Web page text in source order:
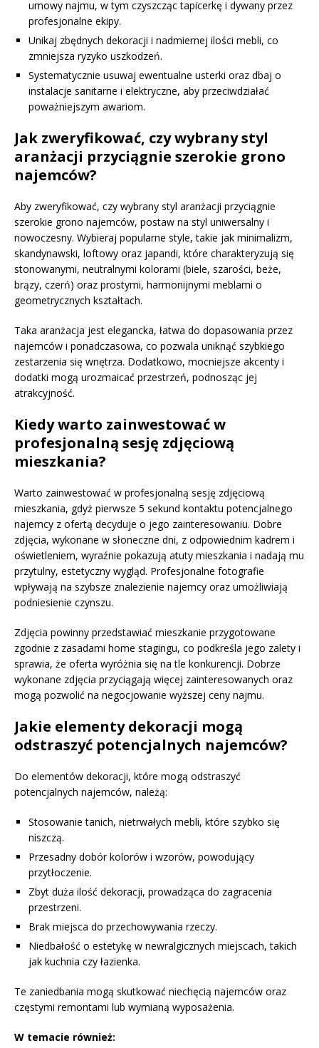
umowy najmu, w tym czyszcząc tapicerkę i dywany przez
profesjonalne ekipy.
Unikaj zbędnych dekoracji i nadmiernej ilości mebli, co
zmniejsza ryzyko uszkodzeń.
Systematycznie usuwaj ewentualne usterki oraz dbaj o
instalacje sanitarne i elektryczne, aby przeciwdziałać
poważniejszym awariom.
Jak zweryfikować, czy wybrany styl
aranżacji przyciągnie szerokie grono
najemców?
Aby zweryfikować, czy wybrany styl aranżacji przyciągnie
szerokie grono najemców, postaw na styl uniwersalny i
nowoczesny. Wybieraj popularne style, takie jak minimalizm,
skandynawski, loftowy oraz japandi, które charakteryzują się
stonowanymi, neutralnymi kolorami (biele, szarości, beże,
brązy, czerń) oraz prostymi, harmonijnymi meblami o
geometrycznych kształtach.
Taka aranżacja jest elegancka, łatwa do dopasowania przez
najemców i ponadczasowa, co pozwala uniknąć szybkiego
zestarzenia się wnętrza. Dodatkowo, mocniejsze akcenty i
dodatki mogą urozmaicać przestrzeń, podnosząc jej
atrakcyjność.
Kiedy warto zainwestować w
profesjonalną sesję zdjęciową
mieszkania?
Warto zainwestować w profesjonalną sesję zdjęciową
mieszkania, gdyż pierwsze 5 sekund kontaktu potencjalnego
najemcy z ofertą decyduje o jego zainteresowaniu. Dobre
zdjęcia, wykonane w słoneczne dni, z odpowiednim kadrem i
oświetleniem, wyraźnie pokazują atuty mieszkania i nadają mu
przytulny, estetyczny wygląd. Profesjonalne fotografie
wpływają na szybsze znalezienie najemcy oraz umożliwiają
podniesienie czynszu.
Zdjęcia powinny przedstawiać mieszkanie przygotowane
zgodnie z zasadami home stagingu, co podkreśla jego zalety i
sprawia, że oferta wyróżnia się na tle konkurencji. Dobrze
wykonane zdjęcia przyciągają więcej zainteresowanych oraz
mogą pozwolić na negocjowanie wyższej ceny najmu.
Jakie elementy dekoracji mogą
odstraszyć potencjalnych najemców?
Do elementów dekoracji, które mogą odstraszyć
potencjalnych najemców, należą:
Stosowanie tanich, nietrwałych mebli, które szybko się
niszczą.
Przesadny dobór kolorów i wzorów, powodujący
przytłoczenie.
Zbyt duża ilość dekoracji, prowadząca do zagracenia
przestrzeni.
Brak miejsca do przechowywania rzeczy.
Niedbałość o estetykę w newralgicznych miejscach, takich
jak kuchnia czy łazienka.
Te zaniedbania mogą skutkować niechęcią najemców oraz
częstymi remontami lub wymianą wyposażenia.
W temacie również: